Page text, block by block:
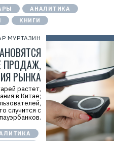
АНАЛИТИКА
КНИГИ
МУРТАЗИН
ПРОДАЖ,
РЫНКА
растет,
в Китае;
случится с